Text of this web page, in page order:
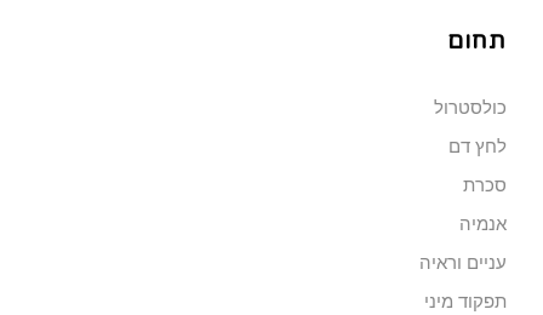
תחום
כולסטרול
לחץ דם
סכרת
אנמיה
עניים וראיה
תפקוד מיני